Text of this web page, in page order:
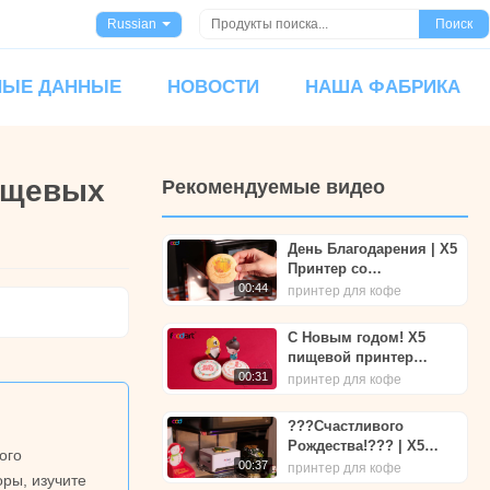
Russian Поиск
ДАННЫЕ НОВОСТИ НАША ФАБРИКА
изучите
Рекомендуемые видео
00:44
День Благодарения | X5
Принтер со
съедобными чернилами
принтер для кофе
00:31
С Новым годом! X5
пищевой принтер
поможет вам с этим.
Foodprinttech
принтер для кофе
00:37
???Счастливого
Рождества!??? | X5
Кофейный принтер |
принтер для кофе